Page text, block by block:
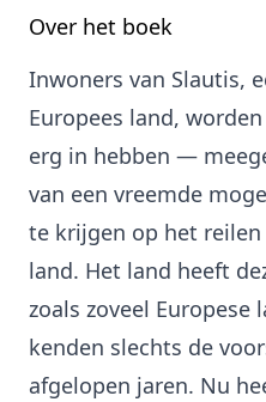
Over het boek
Inwoners van Slautis,
Europees land,
erg in hebben —
van een vreemde
te krijgen op het reilen
land. Het land heeft
zoals zoveel Europese
kenden slechts de
afgelopen jaren. Nu